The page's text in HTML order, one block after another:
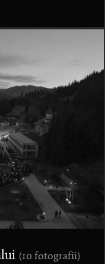
(10 fotografii)